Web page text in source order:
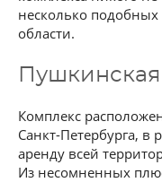
несколько
области.
Пушкинская
Комплекс
Санкт-Петербурга, в
аренду всей
Из несомненных